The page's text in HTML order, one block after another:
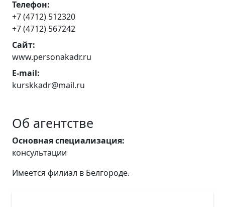
Телефон:
+7 (4712) 512320
+7 (4712) 567242
Сайт:
www.personakadr.ru
E-mail:
kurskkadr@mail.ru
Об агентстве
Основная специализация:
консультации
Имеется филиал в Белгороде.